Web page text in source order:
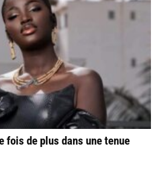
fois de plus dans une tenue